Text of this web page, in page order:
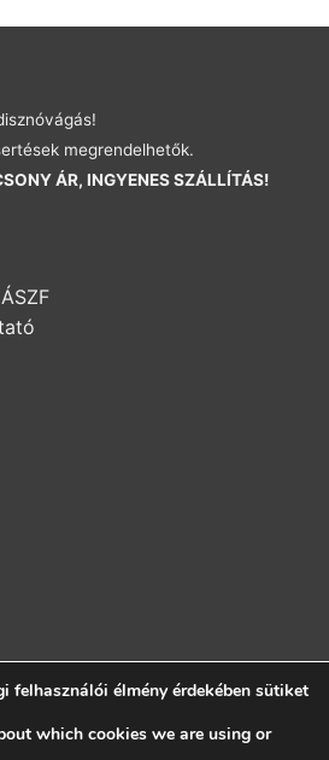
megrendelhetők.
ÁR, INGYENES SZÁLLÍTÁS!
felhasználói élmény érdekében sütiket
which cookies we are using or